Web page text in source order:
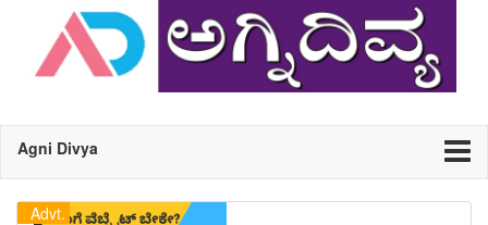
Agni Divya
Advt.